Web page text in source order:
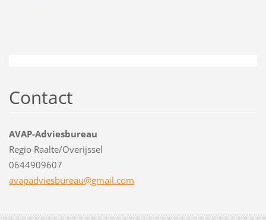
Contact
AVAP-Adviesbureau
Regio Raalte/Overijssel
0644909607
avapadviesbureau@gmail.com